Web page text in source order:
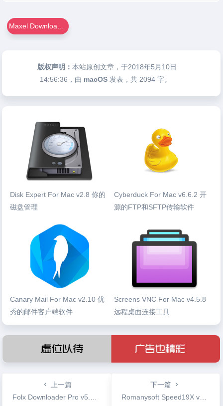
版权声明：本站原创文章，于2018年5月10日
14:56:36 ，由 macOS 发表，共 2094 字。
Disk Expert For Mac v2.8 你的
磁盘管理
Cyberduck For Mac v6.6.2 开
源的FTP和SFTP传输软件
Canary Mail For Mac v2.10 优
秀的邮件客户端软件
Screens VNC For Mac v4.5.8
远程桌面连接工具
上一篇
Folx Downloader Pro v5.1.13671 专业下载工具支持BT专业版
下一篇
Romanysoft Speed19X v6.7.3 Mac网络测速工具